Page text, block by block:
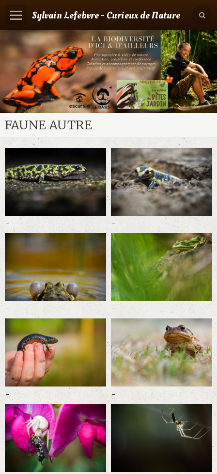
Sylvain Lefebvre - Curieux de Nature
Panier 0
Votre compte
Accueil
Contact
Agenda
FAUNE AUTRE
- -
- -
- -